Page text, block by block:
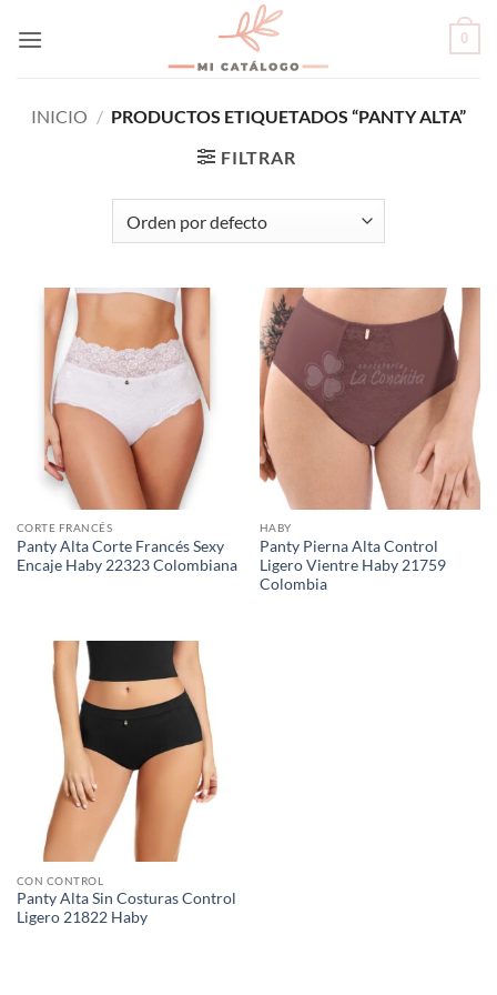
0
INICIO / PRODUCTOS ETIQUETADOS “PANTY ALTA”
FILTRAR
CORTE FRANCÉS
Panty Alta Corte Francés Sexy
Encaje Haby 22323 Colombiana
HABY
Panty Pierna Alta Control
Ligero Vientre Haby 21759
Colombia
CON CONTROL
Panty Alta Sin Costuras Control
Ligero 21822 Haby